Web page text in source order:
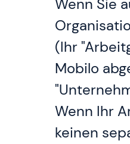
Wenn Sie
(Ihr
Mobilo
Wenn Ihr
keinen